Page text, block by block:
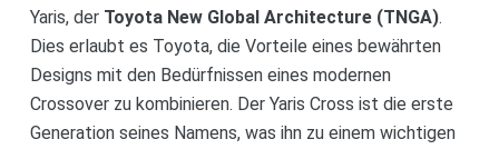
Yaris, der Toyota New Global Architecture (TNGA).
Dies erlaubt es Toyota, die Vorteile eines bewährten
Designs mit den Bedürfnissen eines modernen
Crossover zu kombinieren. Der Yaris Cross ist die erste
Generation seines Namens, was ihn zu einem wichtigen